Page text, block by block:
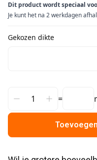
Dit product wordt speciaal
Je kunt het na 2 werkdagen
Gekozen dikte
=